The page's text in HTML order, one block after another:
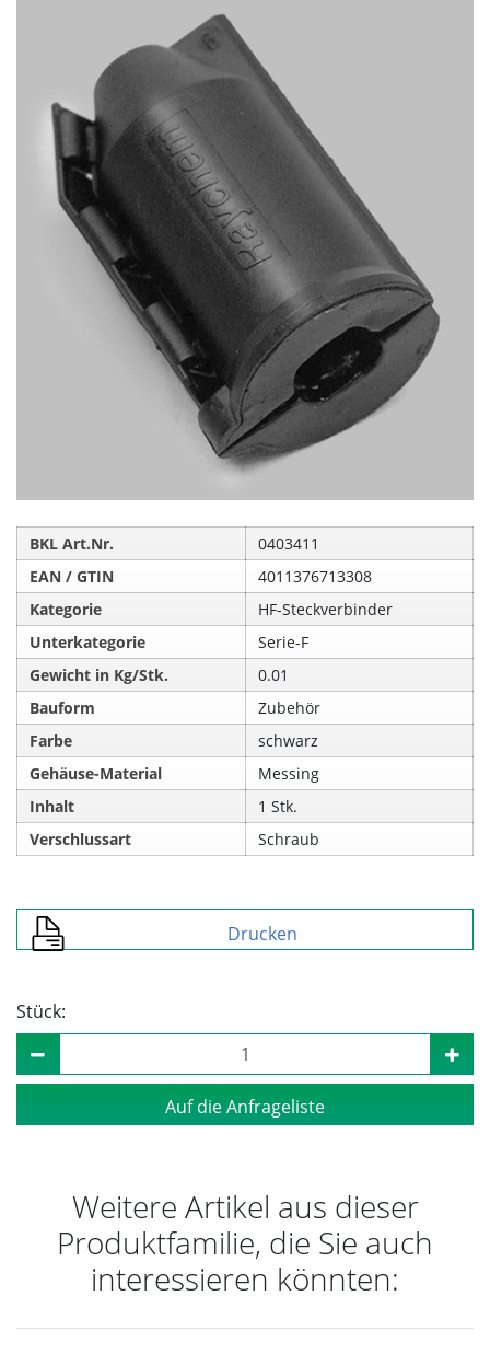
BKL Art.Nr.
0403411
EAN / GTIN
4011376713308
Kategorie
HF-Steckverbinder
Unterkategorie
Serie-F
Gewicht in Kg/Stk.
0.01
Bauform
Zubehör
Farbe
schwarz
Gehäuse-Material
Messing
Inhalt
1 Stk.
Verschlussart
Schraub
Drucken
Stück:
Auf die Anfrageliste
Weitere Artikel aus dieser
Produktfamilie, die Sie auch
interessieren könnten: